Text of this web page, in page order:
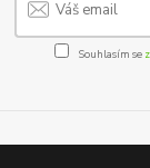
Souhlasím se